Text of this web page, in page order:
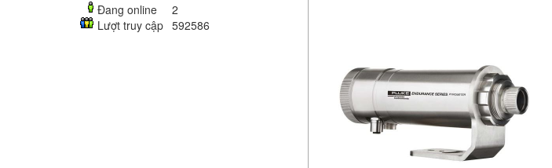
Đang online
2
Lượt truy cập 592586